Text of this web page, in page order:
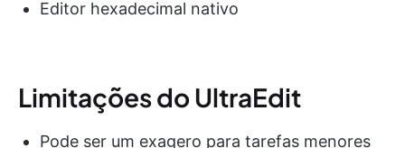
Editor hexadecimal nativo
Limitações do UltraEdit
Pode ser um exagero para tarefas menores